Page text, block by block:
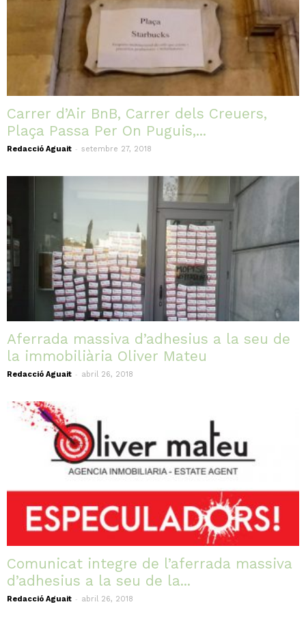
Carrer d’Air BnB, Carrer dels Creuers,
Plaça Passa Per On Puguis,...
Redacció Aguait - setembre 27, 2018
Aferrada massiva d’adhesius a la seu de
la immobiliària Oliver Mateu
Redacció Aguait - abril 26, 2018
Comunicat integre de l’aferrada massiva
d’adhesius a la seu de la...
Redacció Aguait - abril 26, 2018